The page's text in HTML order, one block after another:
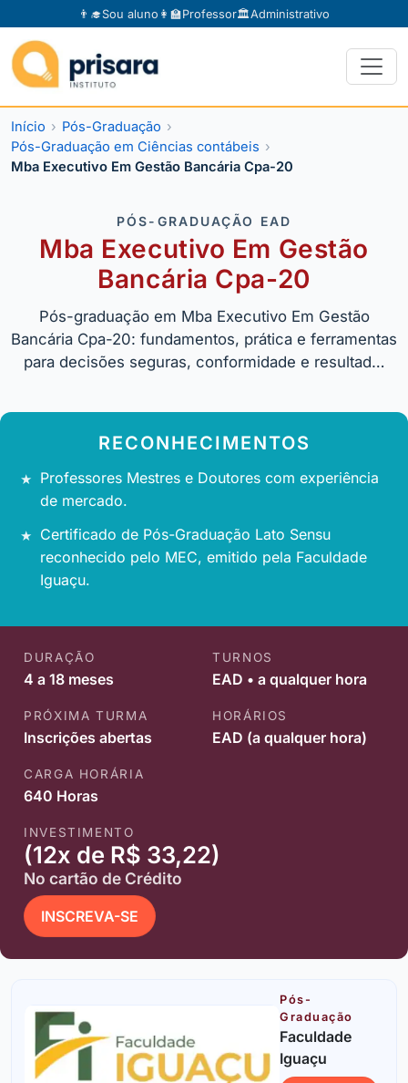
👨‍🎓Sou aluno 👩‍🏫Professor🏛️Administrativo
Início
Pós-Graduação
Pós-Graduação em Ciências contábeis
Mba Executivo Em Gestão Bancária Cpa-20
PÓS-GRADUAÇÃO EAD
Mba Executivo Em Gestão
Bancária Cpa-20
Pós-graduação em Mba Executivo Em Gestão
Bancária Cpa-20: fundamentos, prática e ferramentas
para decisões seguras, conformidade e resultad…
RECONHECIMENTOS
Professores Mestres e Doutores com experiência
de mercado.
Certificado de Pós-Graduação Lato Sensu
reconhecido pelo MEC, emitido pela Faculdade
Iguaçu.
DURAÇÃO
4 a 18 meses
TURNOS
EAD • a qualquer hora
PRÓXIMA TURMA
Inscrições abertas
HORÁRIOS
EAD (a qualquer hora)
CARGA HORÁRIA
640 Horas
INVESTIMENTO
(12x de R$ 33,22)
No cartão de Crédito
INSCREVA-SE
Pós-
Graduação
Faculdade
Iguaçu